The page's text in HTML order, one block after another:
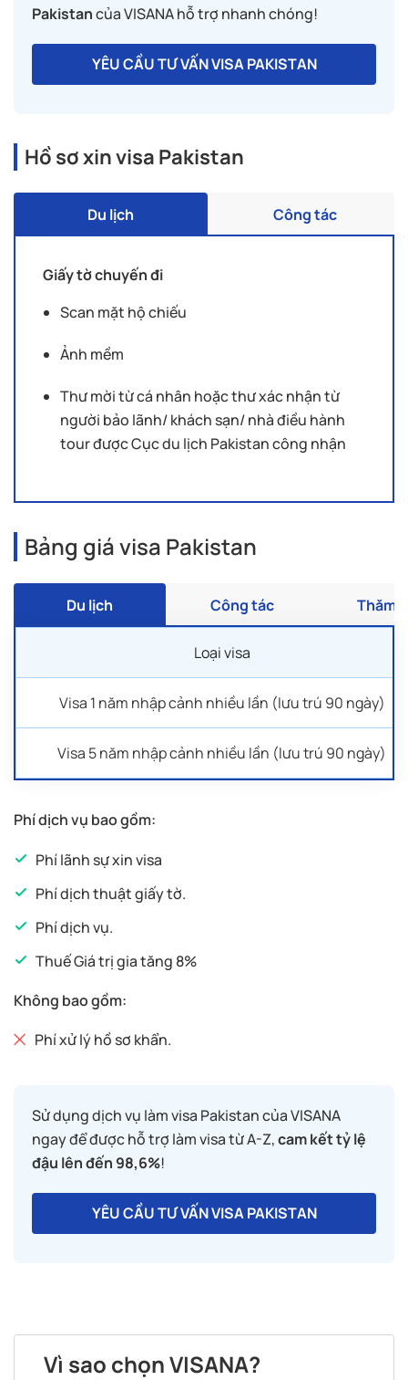
Pakistancủa VISANA hỗ trợ nhanh chóng!
YÊU CẦU TƯ VẤN VISA PAKISTAN
Hồ sơ xin visa Pakistan
Du lịch Công tác
Giấy tờ chuyến đi
Scan mặt hộ chiếu
Ảnh mềm
Thư mời từ cá nhân hoặc thư xác nhận từ
người bảo lãnh/ khách sạn/ nhà điều hành
tour được Cục du lịch Pakistan công nhận
Bảng giá visa Pakistan
Du lịch Công tác Thăm
Loại visa
Visa 1 năm nhập cảnh nhiều lần (lưu trú 90 ngày)
Visa 5 năm nhập cảnh nhiều lần (lưu trú 90 ngày)
Phí dịch vụ bao gồm:
Phí lãnh sự xin visa
Phí dịch thuật giấy tờ.
Phí dịch vụ.
Thuế Giá trị gia tăng 8%
Không bao gồm:
Phí xử lý hồ sơ khẩn.
Sử dụng dịch vụ làm visa Pakistan của VISANA
ngay để được hỗ trợ làm visa từ A-Z,cam kết tỷ lệ
đậu lên đến 98,6%!
YÊU CẦU TƯ VẤN VISA PAKISTAN
Vì sao chọn VISANA?